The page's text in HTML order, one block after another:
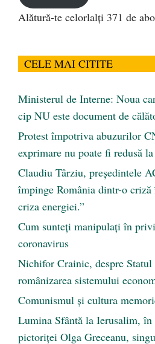
Alătură-te celorlalți 371 de
CELE MAI CITITE
Ministerul de Interne: Noua
cip NU este document de
Protest împotriva abuzurilor
exprimare nu poate fi redusă
Claudiu Târziu, președintele
împinge România dintr-o
criza energiei.”
Cum sunteți manipulați în
coronavirus
Nichifor Crainic, despre
românizarea sistemului
Comunismul şi cultura
Lumina Sfântă la Ierusalim,
pictoriței Olga Greceanu,